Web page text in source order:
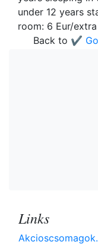
under 12 years
room: 6 Eur/
Back to ✔️
Links